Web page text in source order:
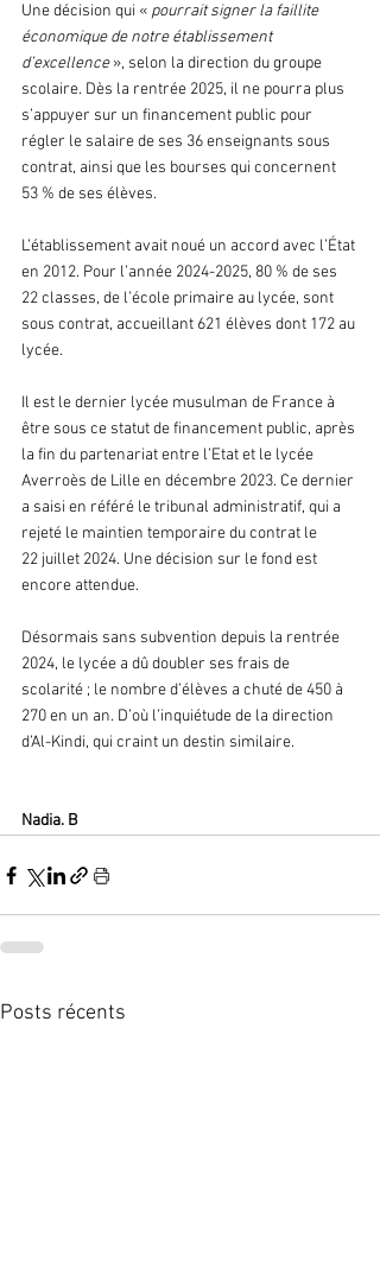
Une décision qui « pourrait signer la faillite
économique de notre établissement
d’excellence », selon la direction du groupe
scolaire. Dès la rentrée 2025, il ne pourra plus
s’appuyer sur un financement public pour
régler le salaire de ses 36 enseignants sous
contrat, ainsi que les bourses qui concernent
53 % de ses élèves.
L’établissement avait noué un accord avec l’État
en 2012. Pour l’année 2024-2025, 80 % de ses
22 classes, de l’école primaire au lycée, sont
sous contrat, accueillant 621 élèves dont 172 au
lycée.
Il est le dernier lycée musulman de France à
être sous ce statut de financement public, après
la fin du partenariat entre l’Etat et le lycée
Averroès de Lille en décembre 2023. Ce dernier
a saisi en référé le tribunal administratif, qui a
rejeté le maintien temporaire du contrat le
22 juillet 2024. Une décision sur le fond est
encore attendue.
Désormais sans subvention depuis la rentrée
2024, le lycée a dû doubler ses frais de
scolarité ; le nombre d’élèves a chuté de 450 à
270 en un an. D’où l’inquiétude de la direction
d’Al-Kindi, qui craint un destin similaire.
Nadia. B
Posts récents